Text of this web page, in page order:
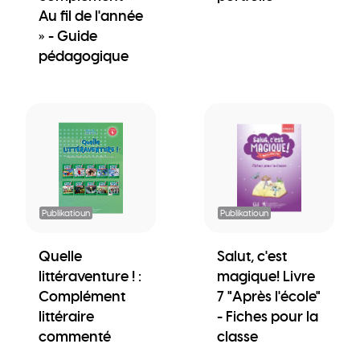
Au fil de l'année
» - Guide
pédagogique
Publikatioun
Quelle
littéraventure ! :
Complément
littéraire
commenté
Publikatioun
Salut, c'est
magique! Livre
7 "Après l'école"
- Fiches pour la
classe